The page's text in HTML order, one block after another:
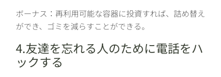
ボーナス：再利用可能な容器に投資すれば、詰め替え
ができ、ゴミを減らすことができる。
4.友達を忘れる人のために電話をハ
ックする